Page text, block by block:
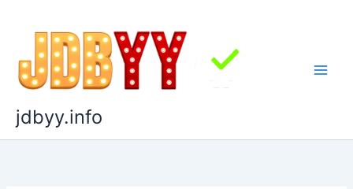
content
jdbyy.info